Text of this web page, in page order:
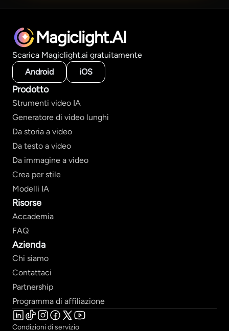
Magiclight.AI
Scarica Magiclight.ai gratuitamente
Android
iOS
Prodotto
Strumenti video IA
Generatore di video lunghi
Da storia a video
Da testo a video
Da immagine a video
Crea per stile
Modelli IA
Risorse
Accademia
FAQ
Azienda
Chi siamo
Contattaci
Partnership
Programma di affiliazione
Condizioni di servizio